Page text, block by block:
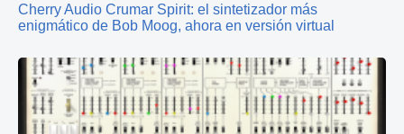
Cherry Audio Crumar Spirit: el sintetizador más
enigmático de Bob Moog, ahora en versión virtual